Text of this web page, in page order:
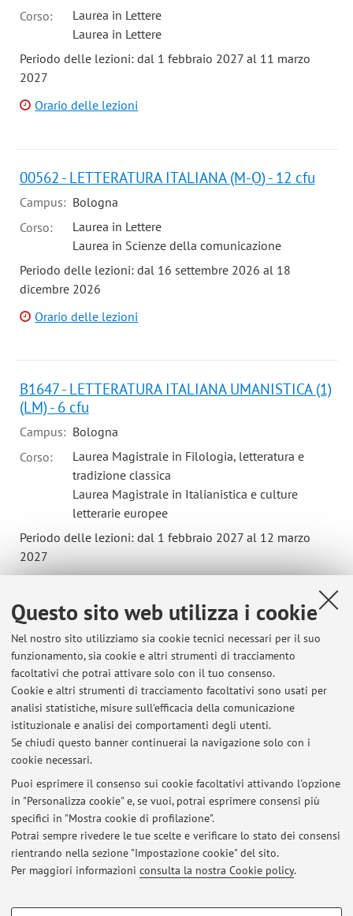
Questo sito web utilizza i cookie
Nel nostro sito utilizziamo sia cookie tecnici necessari per il suo
funzionamento, sia cookie e altri strumenti di tracciamento
facoltativi che potrai attivare solo con il tuo consenso.
Cookie e altri strumenti di tracciamento facoltativi sono usati per
analisi statistiche, misure sull'efficacia della comunicazione
istituzionale e analisi dei comportamenti degli utenti.
Se chiudi questo banner continuerai la navigazione solo con i
cookie necessari.
Puoi esprimere il consenso sui cookie facoltativi attivando l'opzione
in "Personalizza cookie" e, se vuoi, potrai esprimere consensi più
specifici in "Mostra cookie di profilazione".
Potrai sempre rivedere le tue scelte e verificare lo stato dei consensi
rientrando nella sezione "Impostazione cookie" del sito.
Per maggiori informazioni consulta la nostra Cookie policy.
Corso:
Laurea in Lettere
Laurea in Lettere
Periodo delle lezioni: dal 1 febbraio 2027 al 11 marzo
2027
Orario delle lezioni
00562 - LETTERATURA ITALIANA (M-Q) - 12 cfu
Campus: Bologna
Corso:
Laurea in Lettere
Laurea in Scienze della comunicazione
Periodo delle lezioni: dal 16 settembre 2026 al 18
dicembre 2026
Orario delle lezioni
B1647 - LETTERATURA ITALIANA UMANISTICA (1)
(LM) - 6 cfu
Campus: Bologna
Corso:
Laurea Magistrale in Filologia, letteratura e
tradizione classica
Laurea Magistrale in Italianistica e culture
letterarie europee
Periodo delle lezioni: dal 1 febbraio 2027 al 12 marzo
2027
Ultimi avvisi
Appello 15 luglio 2026
Pubblicato il: 10 luglio 2026
Seminario BIBLIOLAB per studenti e laureandi dell'area umanistica
Pubblicato il: 18 aprile 2026
Seminari "BIBLIOLAB" per le ricerche bibliografiche per la tesi nelle
discipline umanistiche
Pubblicato il: 10 ottobre 2025